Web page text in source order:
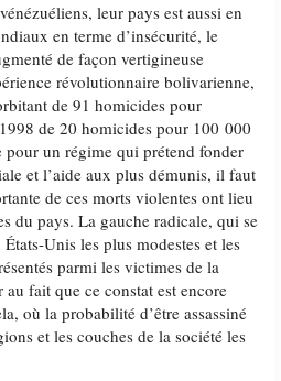
leur pays est aussi en
en terme d’insécurité, le
de façon vertigineuse
révolutionnaire bolivarienne,
de 91 homicides pour
de 20 homicides pour 100 000
un régime qui prétend fonder
et l’aide aux plus démunis, il faut
de ces morts violentes ont lieu
du pays. La gauche radicale, qui se
Unis les plus modestes et les
parmi les victimes de la
fait que ce constat est encore
où la probabilité d’être assassiné
et les couches de la société les